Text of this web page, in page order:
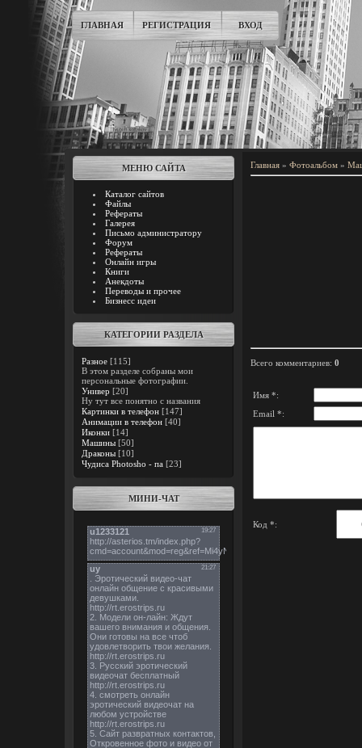
ГЛАВНАЯ РЕГИСТРАЦИЯ ВХОД
МЕНЮ САЙТА
Каталог сайтов
Файлы
Рефераты
Галерея
Письмо администратору
Форум
Рефераты
Онлайн игры
Книги
Анекдоты
Переводы и прочее
Бизнесс идеи
КАТЕГОРИИ РАЗДЕЛА
Разное [115]
В этом разделе собраны мои
персональные фотографии.
Универ [20]
Ну тут все понятно с названия
Картинки в телефон [147]
Анимации в телефон [40]
Иконки [14]
Машины [50]
Драконы [10]
Чудиса Photosho - па [23]
МИНИ-ЧАТ
Главная » Фотоальбом »
Всего комментариев: 0
Имя *:
Email *:
Код *: